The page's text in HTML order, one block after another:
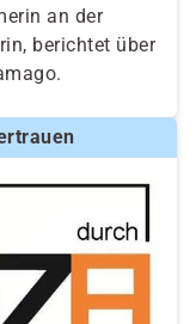
an der
berichtet über